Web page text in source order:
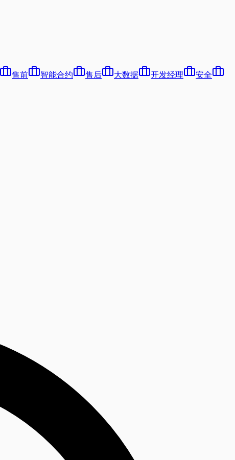
售前 智能合约 售后 大数据 开发经理
安全